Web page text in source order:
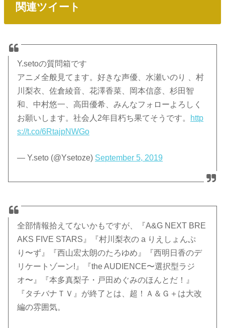
関連ツイート
Y.setoの質問箱です
アニメ全般見てます。好きな声優、水瀬いのり 、村
川梨衣、佐倉綾音、花澤香菜、岡本信彦、杉田智
和、中村悠一、高田優希、みんなフォローよろしく
お願いします。社会人2年目朽ち果てそうです。
http
s://t.co/6RtajpNWGo
— Y.seto (@Ysetoze) September 5, 2019
全部情報拾えてないかもですが、『A&G NEXT BRE
AKS FIVE STARS』『村川梨衣の a りえしょんぷ
り〜ず』『西山宏太朗のたろゆめ』『西明日香のデ
リケートゾーン!』『the AUDIENCE〜選択型ラジ
オ〜』『本多真梨子・戸田めぐみのほんとだ！』
『タチバナＴＶ』が終了とは、超！Ａ＆Ｇ＋は大改
編の雰囲気。